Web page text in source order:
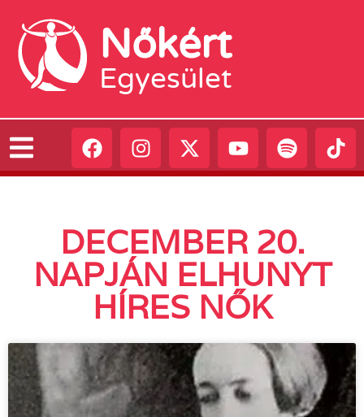
Nőkért
Egyesület
DECEMBER 20.
NAPJÁN ELHUNYT
HÍRES NŐK